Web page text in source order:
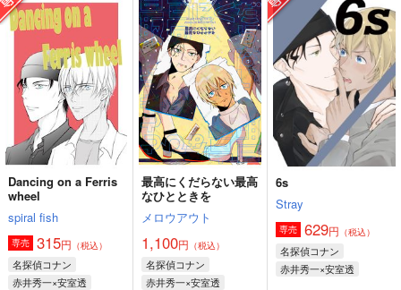
小さな世一と保護者の
カイザー BM編
サラダ定食
1,320円（税込）
カイザー×潔世一
サンプル
作品詳細
小さな恋のうた〈後
編〉
ゆーき★電球
952円（税込）
ヴィクトル×勝生勇利
サンプル
作品詳細
小さな狼環くん
AtoZ
787円 （税込）
四葉環
サンプル
作品詳細
Dancing on a Ferris
wheel
spiral fish
専売 315円 （税込）
名探偵コナン
赤井秀一×安室透
最高にくだらない最高
なひとときを
メロウアウト
1,100円 （税込）
名探偵コナン
赤井秀一×安室透
6s
Stray
専売 629円 （税込）
名探偵コナン
赤井秀一×安室透